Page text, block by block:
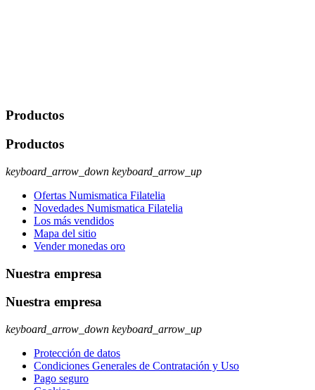
Productos
Productos
keyboard_arrow_down keyboard_arrow_up
Ofertas Numismatica Filatelia
Novedades Numismatica Filatelia
Los más vendidos
Mapa del sitio
Vender monedas oro
Nuestra empresa
Nuestra empresa
keyboard_arrow_down keyboard_arrow_up
Protección de datos
Condiciones Generales de Contratación y Uso
Pago seguro